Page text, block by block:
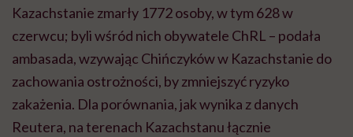
Kazachstanie zmarły 1772 osoby, w tym 628 w
czerwcu; byli wśród nich obywatele ChRL – podała
ambasada, wzywając Chińczyków w Kazachstanie do
zachowania ostrożności, by zmniejszyć ryzyko
zakażenia. Dla porównania, jak wynika z danych
Reutera, na terenach Kazachstanu łącznie